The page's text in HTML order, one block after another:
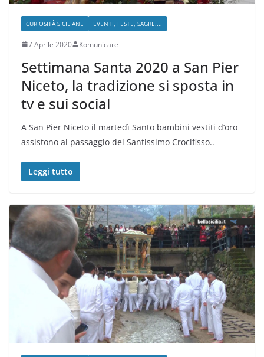
CURIOSITÀ SICILIANE EVENTI, FESTE, SAGRE....
7 Aprile 2020 Komunicare
Settimana Santa 2020 a San Pier
Niceto, la tradizione si sposta in
tv e sui social
A San Pier Niceto il martedì Santo bambini vestiti d’oro
assistono al passaggio del Santissimo Crocifisso..
Leggi tutto